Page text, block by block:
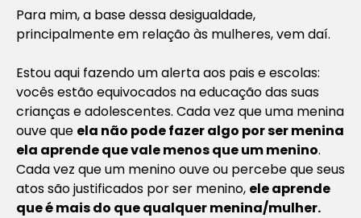
Para mim, a base dessa desigualdade,
principalmente em relação às mulheres, vem daí.
Estou aqui fazendo um alerta aos pais e escolas:
vocês estão equivocados na educação das suas
crianças e adolescentes. Cada vez que uma menina
ouve que ela não pode fazer algo por ser menina
ela aprende que vale menos que um menino.
Cada vez que um menino ouve ou percebe que seus
atos são justificados por ser menino, ele aprende
que é mais do que qualquer menina/mulher.